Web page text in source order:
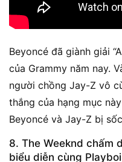
Beyoncé đã giành giải
của Grammy năm nay.
người chồng Jay-Z vô
thắng của hạng mục
Beyoncé và Jay-Z bị
8. The Weeknd chấm
biểu diễn cùng